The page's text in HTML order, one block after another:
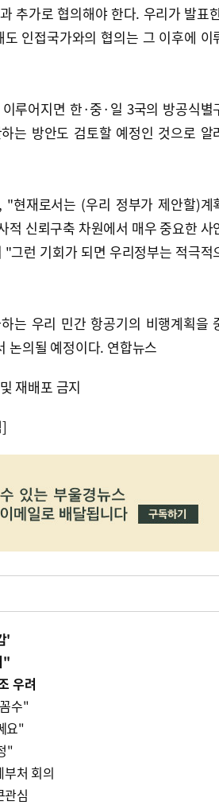
추가로 협의해야 한다. 우리가 발표
인접국가와의 협의는 그 이후에 이
루어지면 한·중·일 3국의 방공식별
는 방안도 검토할 예정인 것으로 알
현재로서는 (우리 정부가 제안할)계
적 신뢰구축 차원에서 매우 중요한 사
그런 기회가 되면 우리정부는 적극적
는 우리 민간 항공기의 비행계획을
논의될 예정이다. 연합뉴스
재배포 금지
'
"
우려
수"
요"
"
처 회의
관심